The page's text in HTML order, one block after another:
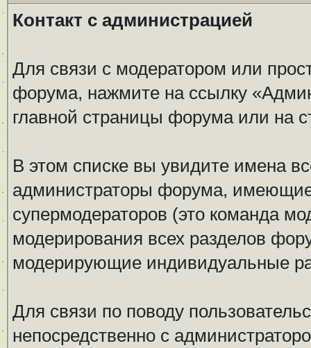
Контакт с администрацией
Для связи с модератором или
форума, нажмите на ссылку
главной страницы форума или на
В этом списке вы увидите имена
администраторы форума,
супермодераторов (это команда
модерирования всех разделов
модерирующие индивидуальные
Для связи по поводу
непосредственно с